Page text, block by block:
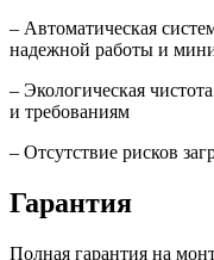
– Автоматическая
надежной работы и
– Экологическая
и требованиям
– Отсутствие рисков
Гарантия
Полная гарантия на